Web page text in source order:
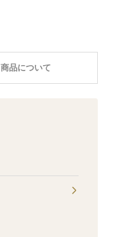
商品について